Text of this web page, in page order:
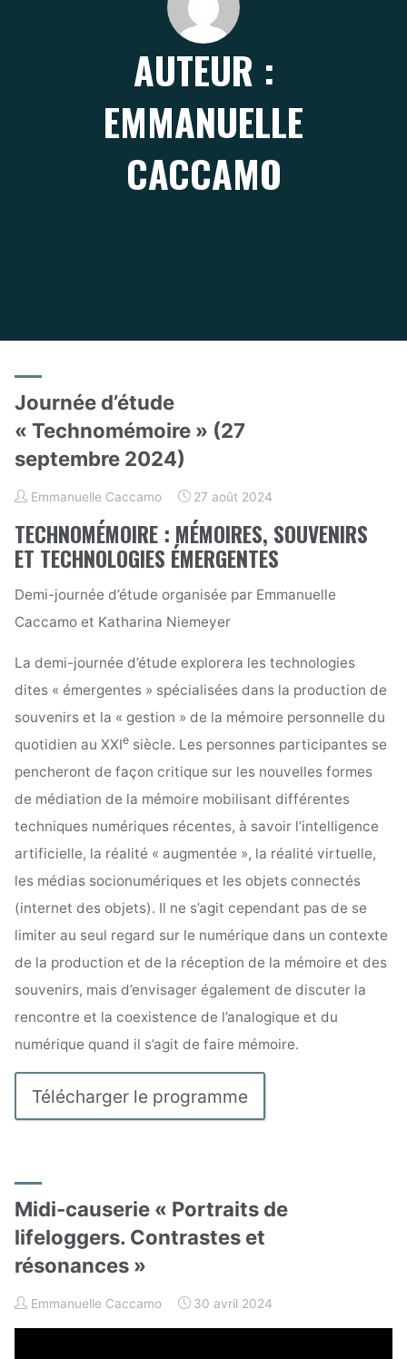
AUTEUR :
EMMANUELLE
CACCAMO
Journée d’étude
« Technomémoire » (27
septembre 2024)
Emmanuelle Caccamo 27 août 2024
TECHNOMÉMOIRE : MÉMOIRES, SOUVENIRS
ET TECHNOLOGIES ÉMERGENTES
Demi-journée d’étude organisée par Emmanuelle
Caccamo et Katharina Niemeyer
La demi-journée d’étude explorera les technologies
dites « émergentes » spécialisées dans la production de
souvenirs et la « gestion » de la mémoire personnelle du
quotidien au XXIe siècle. Les personnes participantes se
pencheront de façon critique sur les nouvelles formes
de médiation de la mémoire mobilisant différentes
techniques numériques récentes, à savoir l’intelligence
artificielle, la réalité « augmentée », la réalité virtuelle,
les médias socionumériques et les objets connectés
(internet des objets). Il ne s’agit cependant pas de se
limiter au seul regard sur le numérique dans un contexte
de la production et de la réception de la mémoire et des
souvenirs, mais d’envisager également de discuter la
rencontre et la coexistence de l’analogique et du
numérique quand il s’agit de faire mémoire.
Télécharger le programme
Midi-causerie « Portraits de
lifeloggers. Contrastes et
résonances »
Emmanuelle Caccamo 30 avril 2024